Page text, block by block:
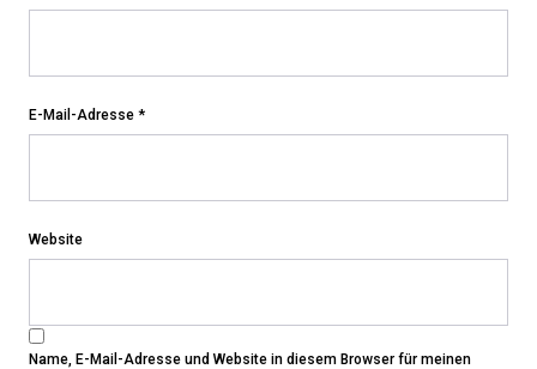
E-Mail-Adresse *
Website
Name, E-Mail-Adresse und Website in diesem Browser für meinen